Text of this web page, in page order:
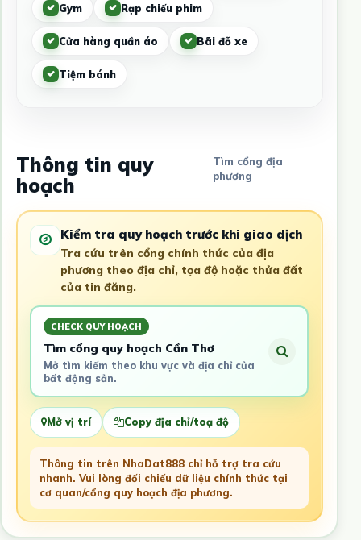
Gym Rạp chiếu phim
Cửa hàng quần áo Bãi đỗ xe
Tiệm bánh
Thông tin quy
hoạch
Tìm cổng địa
phương
Kiểm tra quy hoạch trước khi giao dịch
Tra cứu trên cổng chính thức của địa
phương theo địa chỉ, tọa độ hoặc thửa đất
của tin đăng.
CHECK QUY HOẠCH
Tìm cổng quy hoạch Cần Thơ
Mở tìm kiếm theo khu vực và địa chỉ của
bất động sản.
Mở vị trí Copy địa chỉ/toạ độ
Thông tin trên NhaDat888 chỉ hỗ trợ tra cứu
nhanh. Vui lòng đối chiếu dữ liệu chính thức tại
cơ quan/cổng quy hoạch địa phương.